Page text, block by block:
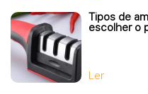
Tipos de
escolher o
Ler